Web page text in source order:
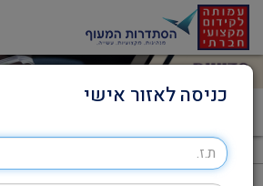
סדנת צילום מהנייד
כניסה לאזור אישי